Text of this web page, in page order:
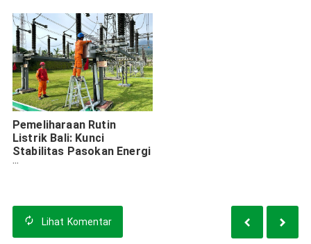
Pemeliharaan Rutin
Listrik Bali: Kunci
Stabilitas Pasokan Energi
untuk Pariwisata Baturiti
Lihat Komentar